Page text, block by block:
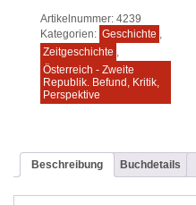
Artikelnummer: 4239
Kategorien: Geschichte ,
Zeitgeschichte ,
Österreich - Zweite
Republik. Befund, Kritik,
Perspektive
Beschreibung Buchdetails